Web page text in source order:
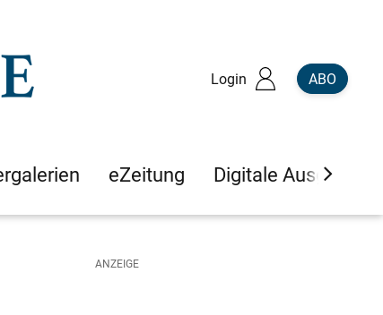
Login ABO
eZeitung Digitale Ausgaben